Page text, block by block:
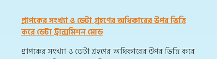
প্রাপকের সংখ্যা ও ডেটা গ্রহণের অধিকারের উপর ভিত্তি
করে ডেটা ট্রান্সমিশন মোড
প্রাপকের সংখ্যা ও ডেটা গ্রহণের অধিকারের উপর ভিত্তি করে